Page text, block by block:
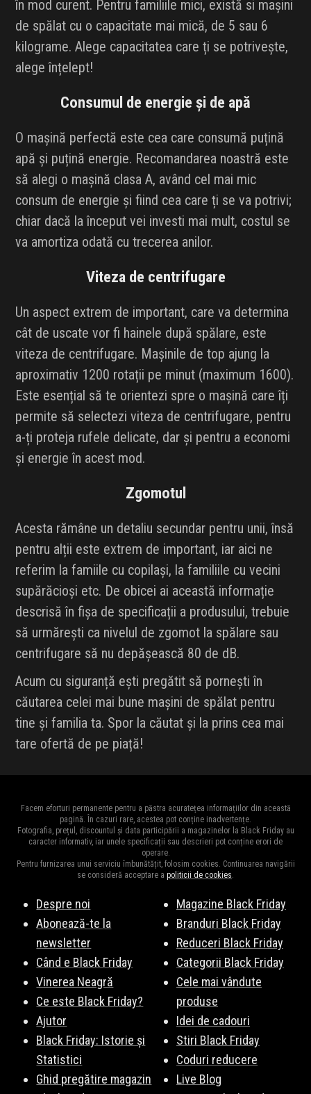
în mod curent. Pentru familiile mici, există si mașini
de spălat cu o capacitate mai mică, de 5 sau 6
kilograme. Alege capacitatea care ți se potrivește,
alege înțelept!
Consumul de energie și de apă
O mașină perfectă este cea care consumă puțină
apă și puțină energie. Recomandarea noastră este
să alegi o mașină clasa A, având cel mai mic
consum de energie și fiind cea care ți se va potrivi;
chiar dacă la început vei investi mai mult, costul se
va amortiza odată cu trecerea anilor.
Viteza de centrifugare
Un aspect extrem de important, care va determina
cât de uscate vor fi hainele după spălare, este
viteza de centrifugare. Mașinile de top ajung la
aproximativ 1200 rotații pe minut (maximum 1600).
Este esențial să te orientezi spre o mașină care îți
permite să selectezi viteza de centrifugare, pentru
a-ți proteja rufele delicate, dar și pentru a economi
și energie în acest mod.
Zgomotul
Acesta rămâne un detaliu secundar pentru unii, însă
pentru alții este extrem de important, iar aici ne
referim la famiile cu copilași, la familiile cu vecini
supărăcioși etc. De obicei ai această informație
descrisă în fișa de specificații a produsului, trebuie
să urmărești ca nivelul de zgomot la spălare sau
centrifugare să nu depășească 80 de dB.
Acum cu siguranță ești pregătit să pornești în
căutarea celei mai bune mașini de spălat pentru
tine și familia ta. Spor la căutat și la prins cea mai
tare ofertă de pe piață!
Facem eforturi permanente pentru a păstra acuratețea informațiilor din această
pagină. În cazuri rare, acestea pot conține inadvertențe.
Fotografia, prețul, discountul și data participării a magazinelor la Black Friday au
caracter informativ, iar unele specificații sau descrieri pot conține erori de
operare.
Pentru furnizarea unui serviciu îmbunătățit, folosim cookies. Continuarea navigării
se consideră acceptare a politicii de cookies.
Despre noi
Abonează-te la
newsletter
Când e Black Friday
Vinerea Neagră
Ce este Black Friday?
Ajutor
Black Friday: Istorie și
Statistici
Ghid pregătire magazin
Magazine Black Friday
Branduri Black Friday
Reduceri Black Friday
Categorii Black Friday
Cele mai vândute
produse
Idei de cadouri
Stiri Black Friday
Coduri reducere
Live Blog